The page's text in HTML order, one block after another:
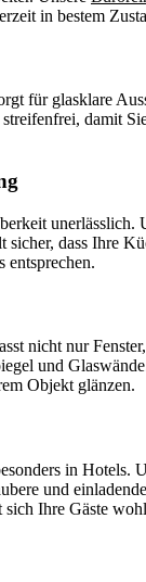
in bestem
für glasklare
damit
unerlässlich.
sicher, dass Ihre
entsprechen.
nicht nur
und
Objekt glänzen.
in Hotels.
und
Ihre Gäste